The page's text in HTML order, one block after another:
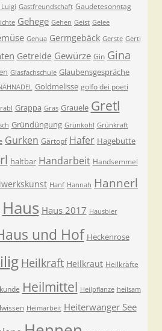
Gastfreundschaft Gaudetesonntag
Gehege Gehen Geist Gelee
Genua Germgebäck Gerste Gerti
Getreide Gewürze Gin Gina
Glasfachschule Glaubensgespräche
Goldmelisse golfo dei poeti
Grappa Gras Grauele Gretl
Gründüngung Grünkohl Grünkraft
Gurken Gärtopf Hafer Hagebutte
haltbar Handarbeit Handsemmel
Hanf Hannah Hannerl
Haus Haus 2017 Hausbier
und Hof Heckenrose
Heilkraft Heilkraut Heilkräfte
Heilmittel Heilpflanze heilsam
Heimarbeit Heiterwanger See